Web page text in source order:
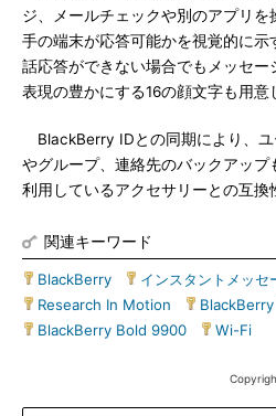
ジ、メールチェックや別のアプリ
手の端末が応答可能かを視覚的に示
話応答ができない場合でもメッセー
表現の豊かにする16の顔文字も用意
BlackBerry IDとの同期により、
やグループ、連絡先のバックアッ
利用しているアクセサリーとの互換
関連キーワード
BlackBerry インスタントメッセ
Research In Motion
BlackBerry Bold 9900
Wi-Fi